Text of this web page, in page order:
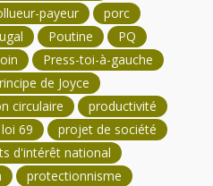
payeur
porc
Poutine
PQ
Press-toi-à-gauche
de Joyce
circulaire
productivité
69
projet de société
d'intérêt national
protectionnisme